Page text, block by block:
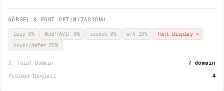
GÖRSEL & FONT OPTİMİZASYONU
Lazy 0% WebP/AVIF 0% srcset0% w/h 13% font-display ✕
async/defer25%
3. Taraf Domain 7 domain
Preload İpuçları 4